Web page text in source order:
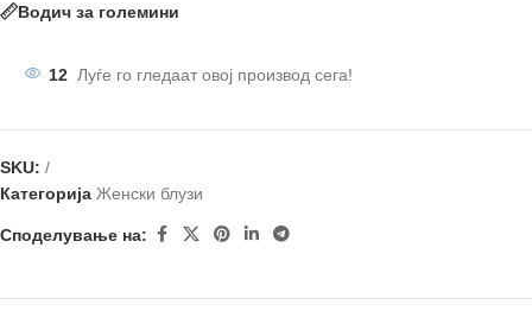
Водич за големини
12 Луѓе го гледаат овој производ сега!
SKU: /
Категорија Женски блузи
Споделување на: